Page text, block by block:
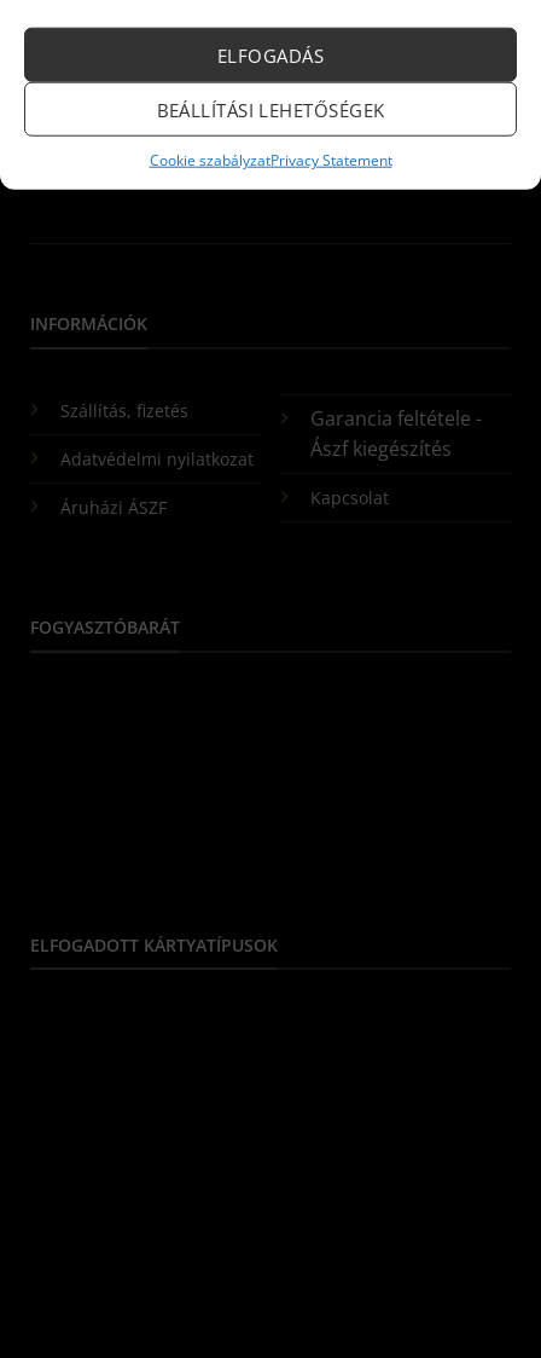
ELFOGADÁS
BEÁLLÍTÁSI LEHETŐSÉGEK
Cookie szabályzatPrivacy Statement
Küldés
INFORMÁCIÓK
Szállítás, fizetés
Adatvédelmi nyilatkozat
Áruházi ÁSZF
Garancia feltétele -
Ászf kiegészítés
Kapcsolat
FOGYASZTÓBARÁT
ELFOGADOTT KÁRTYATÍPUSOK